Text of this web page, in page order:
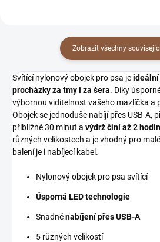
Zobrazit všechny
Svítící nylonový obojek pro psa jeideální
procházky za tmy i za šera. Díky
výbornou viditelnost vašeho mazlíčka a
Obojek se jednoduše nabíjí přes USB-A,
přibližně 30 minut a výdrž činí až 2
různých velikostech a je vhodný pro
balení je i nabíjecí kabel.
Nylonový obojek pro psa svítící
Úsporná LED technologie
Snadnénabíjení přes USB-A
5 různých velikostí